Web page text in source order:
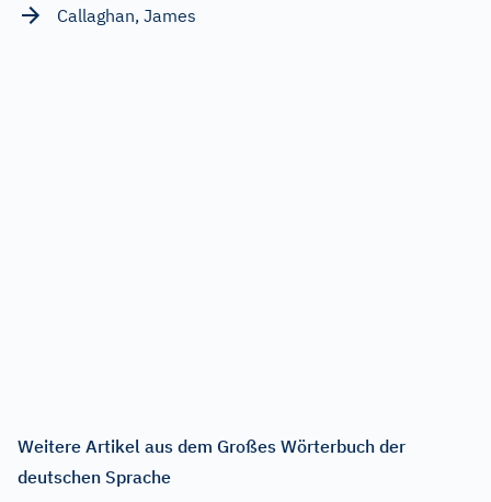
Callaghan, James
Weitere Artikel aus dem Großes Wörterbuch der
deutschen Sprache